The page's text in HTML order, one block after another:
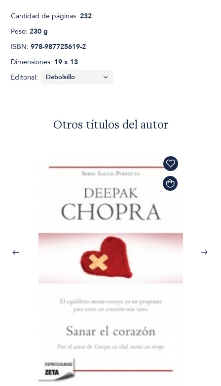
Cantidad de páginas:232
Peso:230 g
ISBN:978-987725619-2
Dimensiones: 19 x 13
Editorial:
Otros títulos del autor